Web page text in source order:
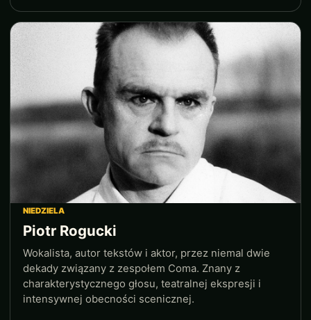
NIEDZIELA
Piotr Rogucki
Wokalista, autor tekstów i aktor, przez niemal dwie
dekady związany z zespołem Coma. Znany z
charakterystycznego głosu, teatralnej ekspresji i
intensywnej obecności scenicznej.